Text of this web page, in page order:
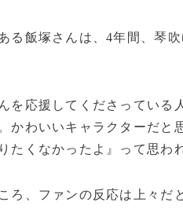
る飯塚さんは、4年間、琴
を応援してくださってい
かわいいキャラクターだと
たくなかったよ』って思わ
ろ、ファンの反応は上々だ